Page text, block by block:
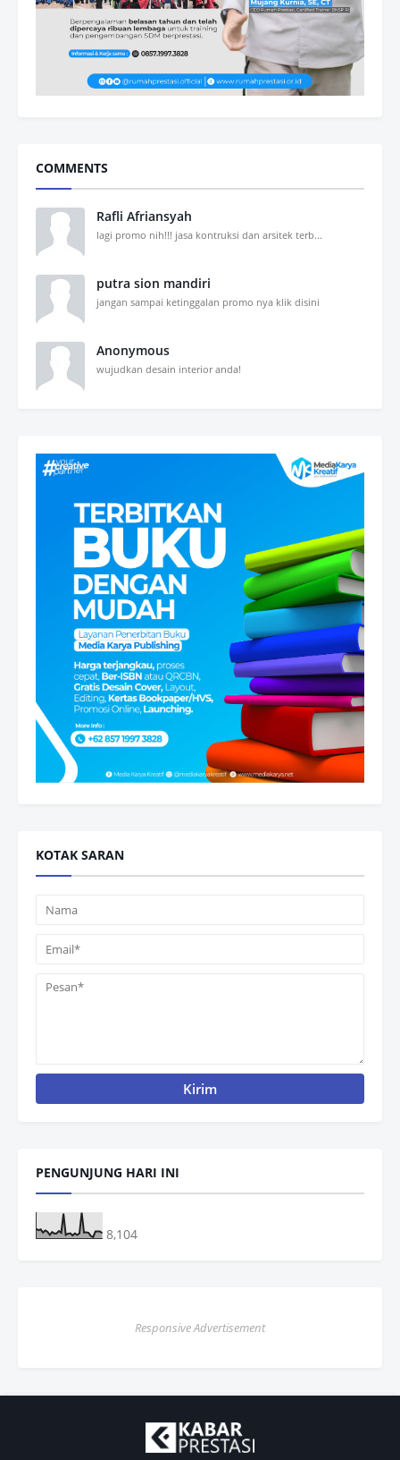
COMMENTS
Rafli Afriansyah
lagi promo nih!!! jasa kontruksi dan arsitek terb...
putra sion mandiri
jangan sampai ketinggalan promo nya klik disini
Anonymous
wujudkan desain interior anda!
KOTAK SARAN
PENGUNJUNG HARI INI
8,104
Responsive Advertisement